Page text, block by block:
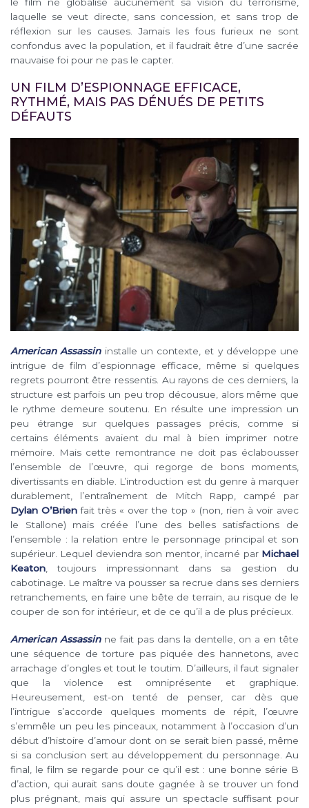
le film ne globalise aucunement sa vision du terrorisme,
laquelle se veut directe, sans concession, et sans trop de
réflexion sur les causes. Jamais les fous furieux ne sont
confondus avec la population, et il faudrait être d’une sacrée
mauvaise foi pour ne pas le capter.
UN FILM D’ESPIONNAGE EFFICACE,
RYTHMÉ, MAIS PAS DÉNUÉS DE PETITS
DÉFAUTS
American Assassininstalle un contexte, et y développe une
intrigue de film d’espionnage efficace, même si quelques
regrets pourront être ressentis. Au rayons de ces derniers, la
structure est parfois un peu trop décousue, alors même que
le rythme demeure soutenu. En résulte une impression un
peu étrange sur quelques passages précis, comme si
certains éléments avaient du mal à bien imprimer notre
mémoire. Mais cette remontrance ne doit pas éclabousser
l’ensemble de l’œuvre, qui regorge de bons moments,
divertissants en diable. L’introduction est du genre à marquer
durablement, l’entraînement de Mitch Rapp, campé par
Dylan O’Brien fait très « over the top » (non, rien à voir avec
le Stallone) mais créée l’une des belles satisfactions de
l’ensemble : la relation entre le personnage principal et son
supérieur. Lequel deviendra son mentor, incarné par Michael
Keaton , toujours impressionnant dans sa gestion du
cabotinage. Le maître va pousser sa recrue dans ses derniers
retranchements, en faire une bête de terrain, au risque de le
couper de son for intérieur, et de ce qu’il a de plus précieux.
American Assassinne fait pas dans la dentelle, on a en tête
une séquence de torture pas piquée des hannetons, avec
arrachage d’ongles et tout le toutim. D’ailleurs, il faut signaler
que la violence est omniprésente et graphique.
Heureusement, est-on tenté de penser, car dès que
l’intrigue s’accorde quelques moments de répit, l’œuvre
s’emmêle un peu les pinceaux, notamment à l’occasion d’un
début d’histoire d’amour dont on se serait bien passé, même
si sa conclusion sert au développement du personnage. Au
final, le film se regarde pour ce qu’il est : une bonne série B
d’action, qui aurait sans doute gagnée à se trouver un fond
plus prégnant, mais qui assure un spectacle suffisant pour